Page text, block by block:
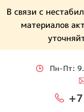
В связи с
материалов
Пн-Пт: